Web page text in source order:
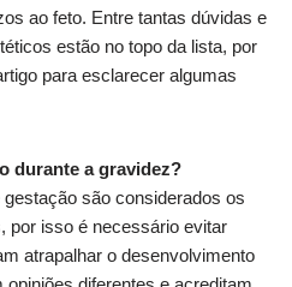
ao feto. Entre tantas dúvidas e
estão no topo da lista, por
para esclarecer algumas
durante a gravidez?
são considerados os
por isso é necessário evitar
atrapalhar o desenvolvimento